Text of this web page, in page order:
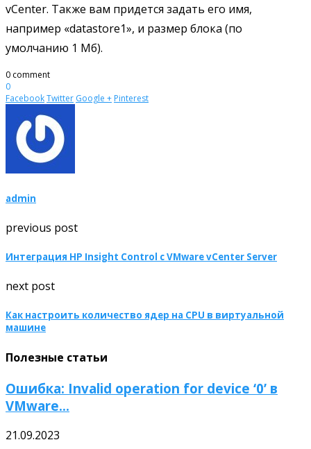
vCenter. Также вам придется задать его имя,
например «datastore1», и размер блока (по
умолчанию 1 Мб).
0 comment
0
FacebookTwitter Google + Pinterest
admin
previous post
Интеграция HP Insight Control с VMware vCenter Server
next post
Как настроить количество ядер на CPU в виртуальной
машине
Полезные статьи
Ошибка: Invalid operation for device ‘0’ в
VMware...
21.09.2023